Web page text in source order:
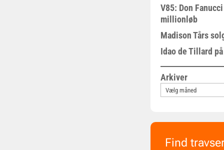
V85: Don
millionløb
Madison Tårs
Idao de Tillard
Arkiver
Find